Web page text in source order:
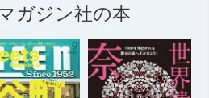
ガジン社の本